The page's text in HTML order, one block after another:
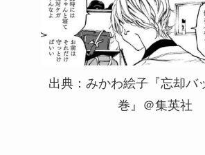
出典：みかわ絵子『忘却バ
巻』＠集英社